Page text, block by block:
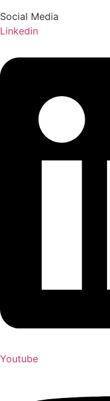
Social Media
Linkedin
Youtube